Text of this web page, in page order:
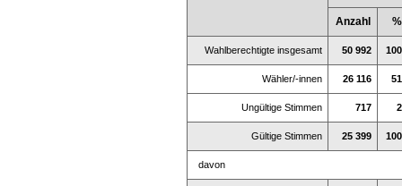
Anzahl %
Wahlberechtigte insgesamt 50 992
Wähler/-innen 26 116
Ungültige Stimmen 717
Gültige Stimmen 25 399
davon